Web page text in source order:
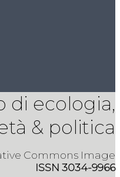
di ecologia,
& politica
ISSN 3034-9966